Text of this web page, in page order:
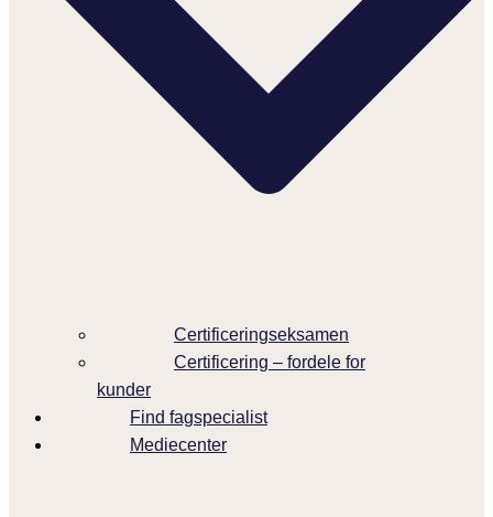
Certificeringseksamen
Certificering – fordele for
kunder
Find fagspecialist
Mediecenter